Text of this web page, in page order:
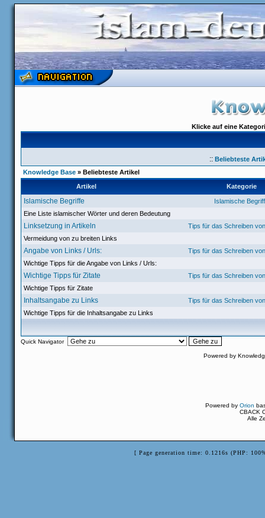
Klicke auf eine
::Beliebteste
Knowledge Base » Beliebteste Artikel
Artikel
Kategorie
Islamische Begriffe
Islamische
Eine Liste islamischer Wörter und deren Bedeutung
Linksetzung in Artikeln
Tips für das Schreiben
Vermeidung von zu breiten Links
Angabe von Links / Urls:
Tips für das Schreiben
Wichtige Tipps für die Angabe von Links / Urls:
Wichtige Tipps für Zitate
Tips für das Schreiben
Wichtige Tipps für Zitate
Inhaltsangabe zu Links
Tips für das Schreiben
Wichtige Tipps für die Inhaltsangabe zu Links
Quick Navigator
Powered by
Powered byOrion
CBACK
Alle
[ Page generation time: 0.1216s (PHP: